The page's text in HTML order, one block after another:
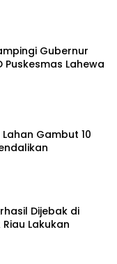
Gubernur
Puskesmas Lahewa
Gambut 10
Dijebak di
Riau Lakukan